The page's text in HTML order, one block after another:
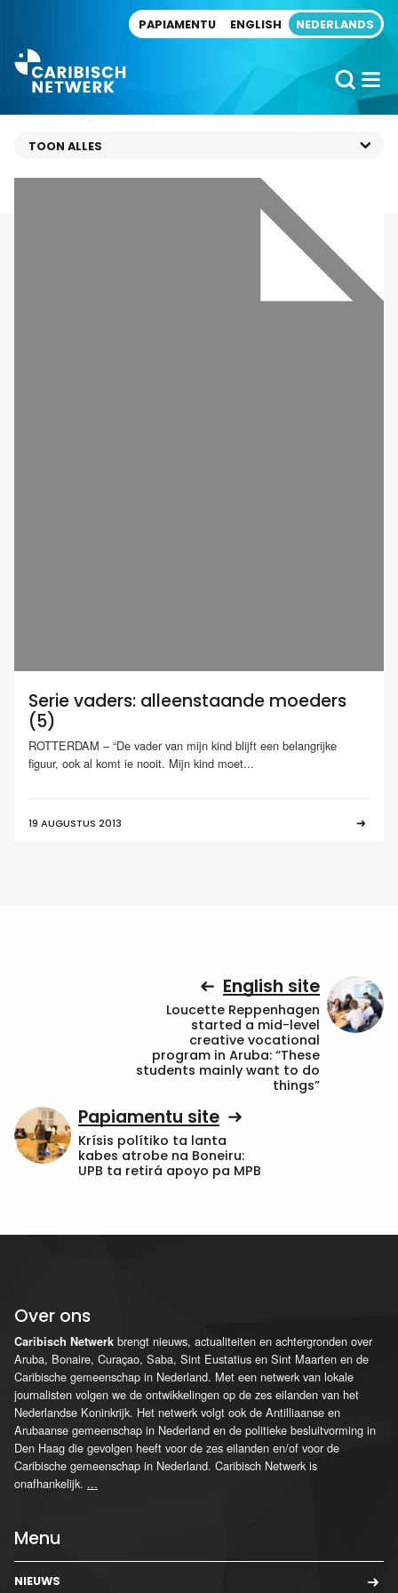
PAPIAMENTU ENGLISH NEDERLANDS
Serie vaders: alleenstaande moeders
(5)
ROTTERDAM – “De vader van mijn kind blijft een belangrijke
figuur, ook al komt ie nooit. Mijn kind moet...
19 AUGUSTUS 2013
English site
Loucette Reppenhagen
started a mid-level
creative vocational
program in Aruba: “These
students mainly want to do
things”
Papiamentu site
Krísis polítiko ta lanta
kabes atrobe na Boneiru:
UPB ta retirá apoyo pa MPB
Over ons
Caribisch Netwerk brengt nieuws, actualiteiten en achtergronden over
Aruba, Bonaire, Curaçao, Saba, Sint Eustatius en Sint Maarten en de
Caribische gemeenschap in Nederland. Met een netwerk van lokale
journalisten volgen we de ontwikkelingen op de zes eilanden van het
Nederlandse Koninkrijk. Het netwerk volgt ook de Antilliaanse en
Arubaanse gemeenschap in Nederland en de politieke besluitvorming in
Den Haag die gevolgen heeft voor de zes eilanden en/of voor de
Caribische gemeenschap in Nederland. Caribisch Netwerk is
onafhankelijk. ...
Menu
NIEUWS